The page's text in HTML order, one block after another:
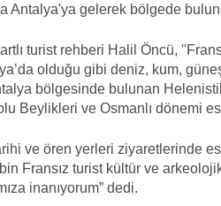
Antalya'ya gelerek bölgede
turist rehberi Halil Öncü,
olduğu gibi deniz, kum,
bölgesinde bulunan
Beylikleri ve Osmanlı dönemi
ve ören yerleri ziyaretlerinde
Fransız turist kültür ve
inanıyorum” dedi.